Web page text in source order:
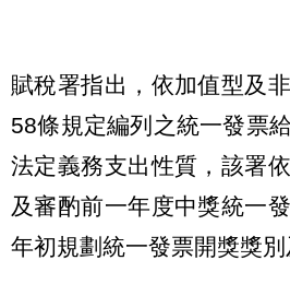
賦稅署指出，依加值型及
58條規定編列之統一發票
法定義務支出性質，該署
及審酌前一年度中獎統一
年初規劃統一發票開獎獎別